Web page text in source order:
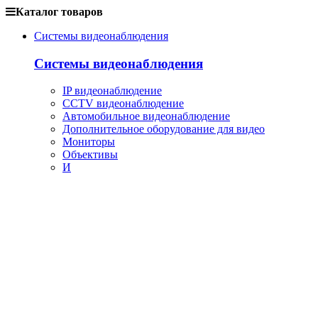
Каталог товаров
Системы видеонаблюдения
Системы видеонаблюдения
IP видеонаблюдение
CCTV видеонаблюдение
Автомобильное видеонаблюдение
Дополнительное оборудование для видео
Мониторы
Объективы
И